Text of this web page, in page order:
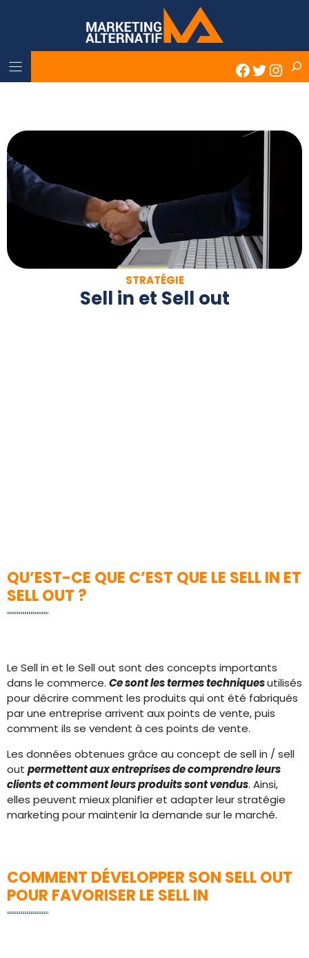
Twitter
STRATÉGIE
Sell in et Sell out
QU’EST-CE QUE C’EST QUE LE SELL IN ET
SELL OUT ?
Le Sell in et le Sell out sont des concepts importants
dans le commerce. Ce sont les termes techniquesutilisés
pour décrire comment les produits qui ont été fabriqués
par une entreprise arrivent aux points de vente, puis
comment ils se vendent à ces points de vente.
Les données obtenues grâce au concept de sell in / sell
out permettent aux entreprises de comprendre leurs
clients et comment leurs produits sont vendus. Ainsi,
elles peuvent mieux planifier et adapter leur stratégie
marketing pour maintenir la demande sur le marché.
COMMENT DÉVELOPPER SON SELL OUT
POUR FAVORISER LE SELL IN